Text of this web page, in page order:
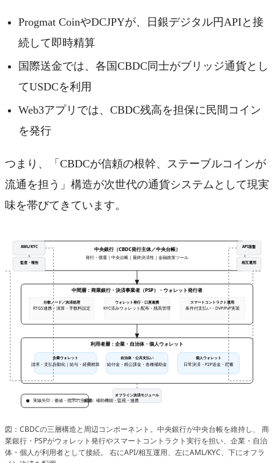
Progmat CoinやDCJPYが、日銀デジタル円APIと接
続して即時精算
国際送金では、各国CBDC同士がブリッジ通貨とし
てUSDCを利用
Web3アプリでは、CBDC残高を担保に民間コイン
を発行
つまり、「CBDCが信頼の根幹、ステーブルコインが
流通を担う」構造が次世代の通貨システムとして現実
味を帯びてきています。
中央銀行（CBDC発行主体／中央台帳）
発行・償還｜中央台帳｜最終決済性｜金融政策ツール
中間層：商業銀行・決済事業者（PSP）・ウォレット発行者
分散ノード／決済処理
RTGS連携・清算・手数料設定
ウォレット発行・口座連携
KYC済みウォレット配布・残高管理
スマートコントラクト運用
条件付支払い・DVP/PvP実装
利用者層：企業・自治体・個人ウォレット
企業ウォレット
請求・支払自動化｜給与・経費精算
自治体・公共支払い
給付金・税公課金・各種補助金
個人ウォレット
日常決済・P2P送金・貯蓄
API基盤
相互運用
AML/KYC
監査・報告
オフライン決済モジュール
実線矢印：価値・指示の主経路破線：補助機能・監視・連携
図：CBDCの三層構造と周辺コンポーネント。中央銀行が中央台帳を維持し、 商
業銀行・PSPがウォレット発行やスマートコントラクト実行を担い、企業・自治
体・個人が利用者として接続。 右にAPI/相互運用、左にAML/KYC、下にオフラ